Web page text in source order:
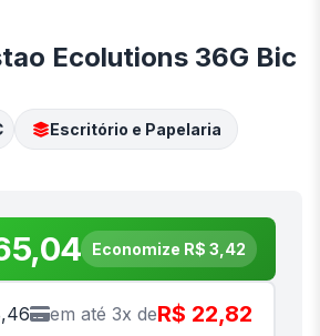
Ecolutions 36G Bic
Escritório e Papelaria
Economize R$ 3,42
em até 3x deR$ 22,82